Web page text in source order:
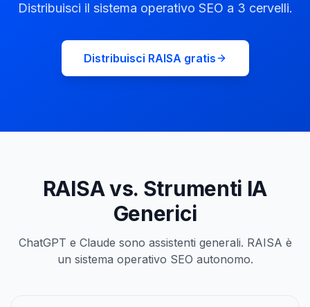
Distribuisci il sistema operativo SEO a 3 cervelli.
Distribuisci RAISA gratis
RAISA vs. Strumenti IA
Generici
ChatGPT e Claude sono assistenti generali. RAISA è
un sistema operativo SEO autonomo.